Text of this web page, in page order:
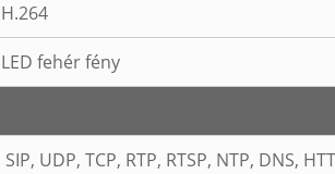
H.264
LED fehér fény
SIP, UDP, TCP, RTP, RTSP, NTP, DNS,